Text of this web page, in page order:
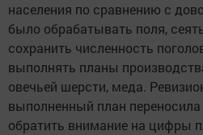
населения по сравнению с
было обрабатывать поля,
сохранить численность
выполнять планы
овечьей шерсти, меда.
выполненный план
обратить внимание на цифры